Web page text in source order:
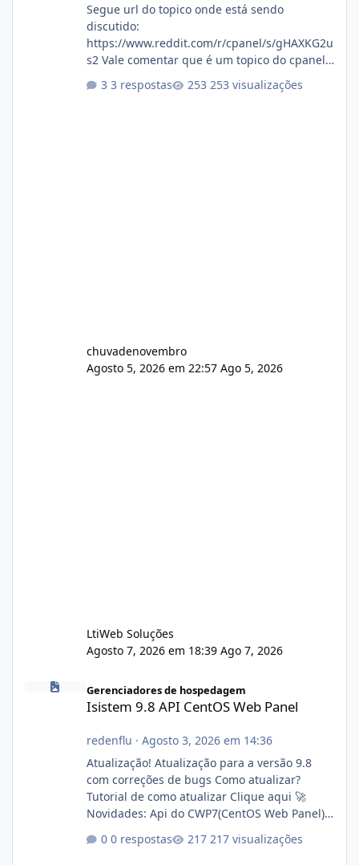
Segue url do topico onde está sendo
discutido:
https://www.reddit.com/r/cpanel/s/gHAXKG2u
s2 Vale comentar que é um topico do cpanel...
Não sei como ta a pegada no da.
3 respostas 253 visualizações
chuvadenovembro
Agosto 5, 2026 em 22:57 Ago 5, 2026
LtiWeb Soluções
Agosto 7, 2026 em 18:39 Ago 7, 2026
Isistem 9.8 API CentOS Web Panel
Gerenciadores de hospedagem
Isistem 9.8 API CentOS Web Panel
redenflu · Agosto 3, 2026 em 14:36
Atualização! Atualização para a versão 9.8
com correções de bugs Como atualizar?
Tutorial de como atualizar Clique aqui 🚀
Novidades: Api do CWP7(CentOS Web Panel)
autorizado a usasr o isistem:
0 respostas 217 visualizações